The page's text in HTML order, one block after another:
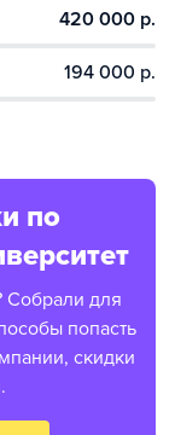
420 000 р.
194 000 р.
по
Собрали для
попасть
скидки